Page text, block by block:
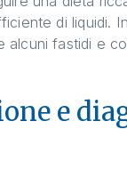
di liquidi.
alcuni fastidi e
e